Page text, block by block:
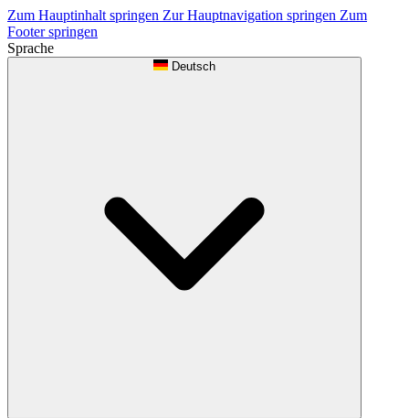
Zum Hauptinhalt springen Zur Hauptnavigation springen Zum
Footer springen
Sprache
Deutsch